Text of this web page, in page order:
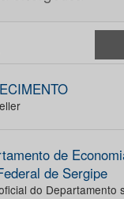
de
de Sergipe
do Departamento